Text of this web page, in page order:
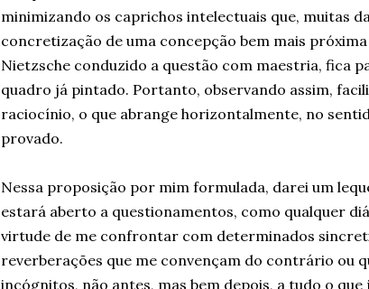
minimizando os caprichos intelectuais que, muitas
concretização de uma concepção bem mais
Nietzsche conduzido a questão com maestria, fica
quadro já pintado. Portanto, observando assim,
raciocínio, o que abrange horizontalmente, no
provado.
Nessa proposição por mim formulada, darei um
estará aberto a questionamentos, como qualquer
virtude de me confrontar com determinados
reverberações que me convençam do contrário ou
incógnitos, não antes, mas bem depois, a tudo o